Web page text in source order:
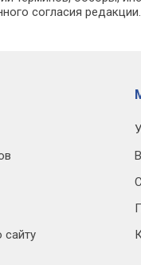
согласия редакции.